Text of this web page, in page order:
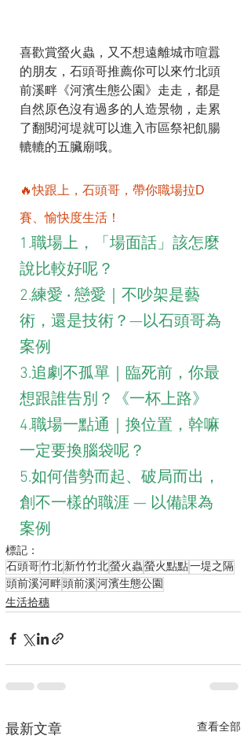
喜歡賞螢火蟲，又不想遠離城市喧囂
的朋友，石頭哥推薦你可以來竹北頭
前溪畔《河濱生態公園》走走，都是
自然原色沒有過多的人造景物，走累
了翻閱河堤就可以進入市區祭祀飢腸
轆轆的五臟廟哦。
🔥快跟上，石頭哥，帶你職場拉D
賽、愉快度生活！
1.職場上，「場面話」該怎麼
說比較好呢？
2.練愛 ‧ 戀愛｜不吵架是藝
術，還是技術？—以石頭哥為
案例
3.追劇不孤單｜臨死前，你最
想跟誰告別？《一杯上路》
4.職場一點通｜換位置，幹嘛
一定要換腦袋呢？
5.如何借勢而起、破局而出，
創不一樣的職涯 — 以備課為
案例
標記：
石頭哥竹北新竹竹北螢火蟲螢火點點一堤之隔
頭前溪河畔頭前溪河濱生態公園
生活拾穗
最新文章 查看全部